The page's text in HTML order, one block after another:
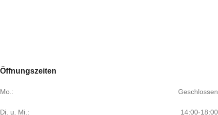
Öffnungszeiten
Mo.: Geschlossen
Di. u. Mi.: 14:00-18:00